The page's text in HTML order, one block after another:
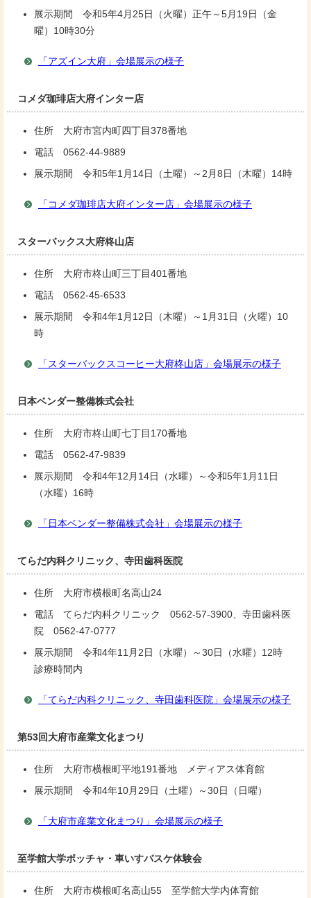
展示期間 令和5年4月25日（火曜）正午～5月19日（金
曜）10時30分
「アズイン大府」会場展示の様子
コメダ珈琲店大府インター店
住所 大府市宮内町四丁目378番地
電話 0562-44-9889
展示期間 令和5年1月14日（土曜）～2月8日（木曜）14時
「コメダ珈琲店大府インター店」会場展示の様子
スターバックス大府柊山店
住所 大府市柊山町三丁目401番地
電話 0562-45-6533
展示期間 令和4年1月12日（木曜）～1月31日（火曜）10
時
「スターバックスコーヒー大府柊山店」会場展示の様子
日本ベンダー整備株式会社
住所 大府市柊山町七丁目170番地
電話 0562-47-9839
展示期間 令和4年12月14日（水曜）～令和5年1月11日
（水曜）16時
「日本ベンダー整備株式会社」会場展示の様子
てらだ内科クリニック、寺田歯科医院
住所 大府市横根町名高山24
電話 てらだ内科クリニック 0562-57-3900、寺田歯科医
院 0562-47-0777
展示期間 令和4年11月2日（水曜）～30日（水曜）12時
診療時間内
「てらだ内科クリニック、寺田歯科医院」会場展示の様子
第53回大府市産業文化まつり
住所 大府市横根町平地191番地 メディアス体育館
展示期間 令和4年10月29日（土曜）～30日（日曜）
「大府市産業文化まつり」会場展示の様子
至学館大学ボッチャ・車いすバスケ体験会
住所 大府市横根町名高山55 至学館大学内体育館